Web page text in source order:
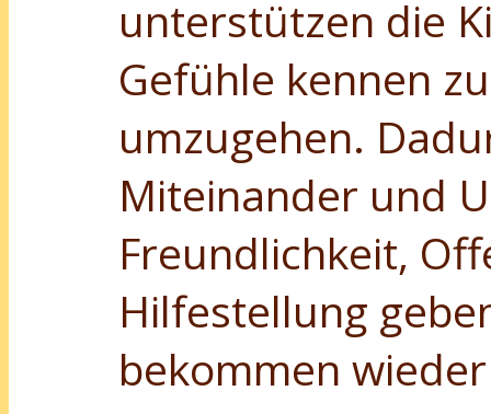
unterstützen die
Gefühle kennen
umzugehen.
Miteinander und
Freundlichkeit,
Hilfestellung
bekommen